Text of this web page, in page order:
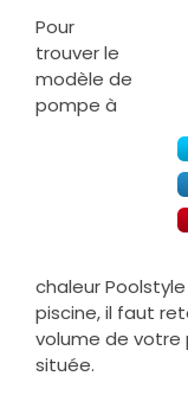
Pour
trouver le
modèle de
pompe à
chaleur
piscine, il faut
volume de votre
située.